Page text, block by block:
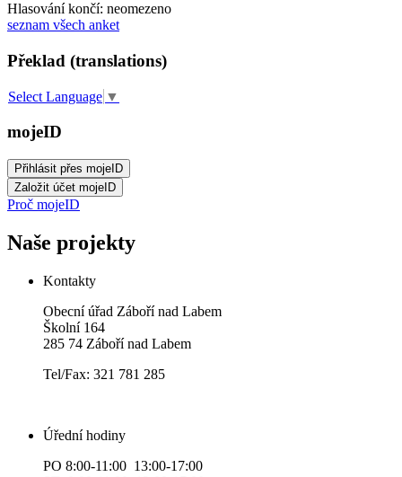
Hlasování končí: neomezeno
seznam všech anket
Překlad (translations)
Select Language ▼
mojeID
Proč mojeID
Naše projekty
Kontakty
Obecní úřad Záboří nad Labem
Školní 164
285 74 Záboří nad Labem
Tel/Fax: 321 781 285
Úřední hodiny
PO 8:00-11:00 13:00-17:00